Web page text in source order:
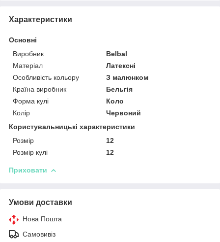
Характеристики
Основні
Виробник
Belbal
Матеріал
Латексні
Особливість кольору
З малюнком
Країна виробник
Бельгія
Форма кулі
Коло
Колір
Червоний
Користувальницькі характеристики
Розмір
12
Розмір кулі
12
Приховати
Умови доставки
Нова Пошта
Самовивіз